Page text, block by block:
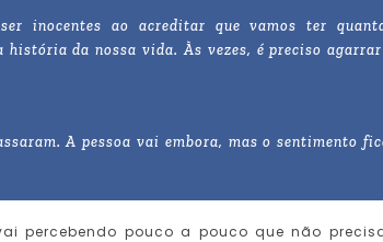
inocentes ao acreditar que vamos ter
história da nossa vida. Às vezes, é preciso
A pessoa vai embora, mas o sentimento
percebendo pouco a pouco que não